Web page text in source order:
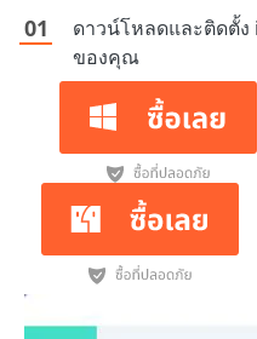
ดาวน์โหลดและติดตั้ง
ของคุณ